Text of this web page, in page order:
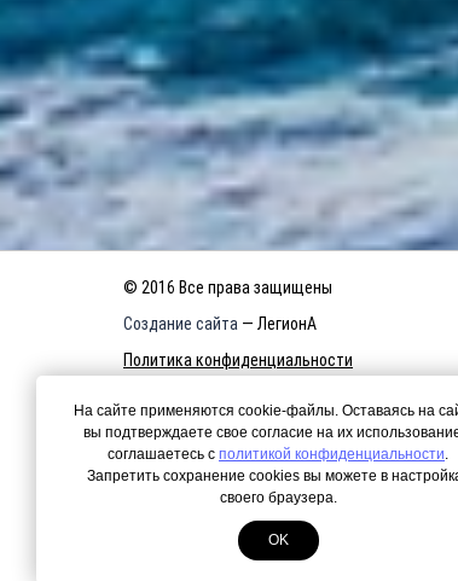
© 2016 Все права защищены
Создание сайта — ЛегионА
Политика конфиденциальности
КАРТА САЙТА
На сайте применяются cookie-файлы. Оставаясь на
вы подтверждаете свое согласие на их
соглашаетесь с политикой конфиденциальности.
Запретить сохранение cookies вы можете в
своего браузера.
OK